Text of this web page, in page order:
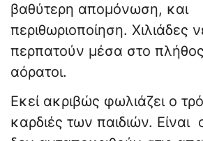
βαθύτερη απομόνωση, και
περιθωριοποίηση. Χιλιάδες
περπατούν μέσα στο
αόρατοι.
Εκεί ακριβώς φωλιάζει ο
καρδιές των παιδιών. Είναι